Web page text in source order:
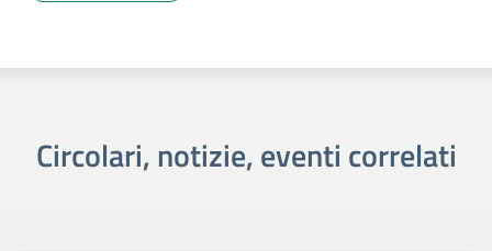
Circolari, notizie, eventi correlati